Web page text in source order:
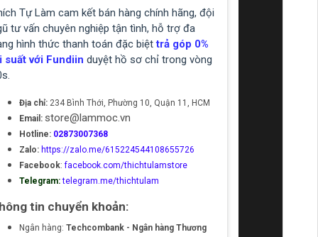
Tự Làm cam kết bán hàng chính hãng, đội
tư vấn chuyên nghiệp tận tình, hỗ trợ đa
hình thức thanh toán đặc biệttrả góp 0%
suất với Fundiin duyệt hồ sơ chỉ trong vòng
Địa chỉ: 234 Bình Thới, Phường 10, Quận 11, HCM
Email: store@lammoc.vn
Hotline: 02873007368
Zalo: https://zalo.me/615224544108655726
Facebook:facebook.com/thichtulamstore
Telegram: telegram.me/thichtulam
tin chuyển khoản:
Ngân hàng: Techcombank - Ngân hàng Thương